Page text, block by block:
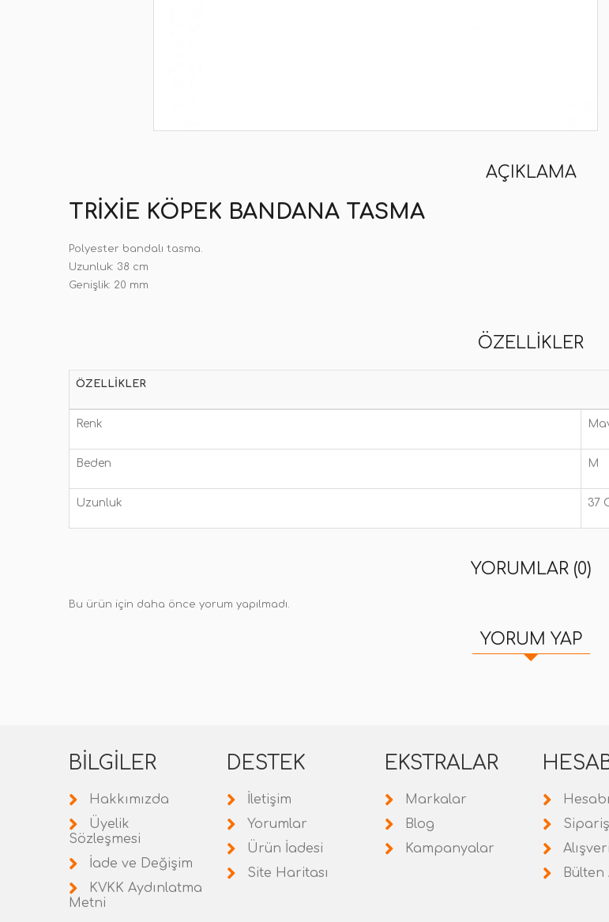
AÇIKLAMA
TRIXIE KÖPEK BANDANA TASMA
Polyester bandalı tasma.
Uzunluk: 38 cm
Genişlik: 20 mm
ÖZELLIKLER
ÖZELLIKLER
Renk
Beden M
Uzunluk 37
YORUMLAR (0)
Bu ürün için daha önce yorum yapılmadı.
YORUM YAP
BILGILER
Hakkımızda
Üyelik
Sözleşmesi
İade ve Değişim
KVKK Aydınlatma
Metni
DESTEK
İletişim
Yorumlar
Ürün İadesi
Site Haritası
EKSTRALAR
Markalar
Blog
Kampanyalar